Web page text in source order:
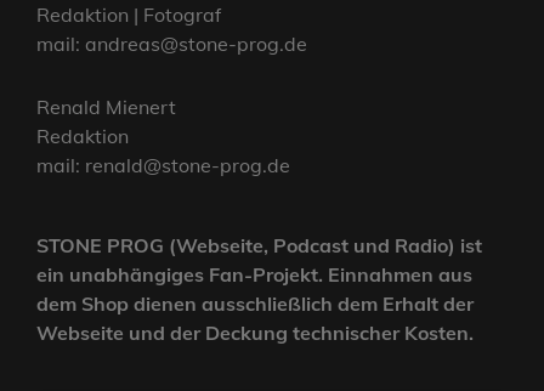
Redaktion | Fotograf
mail: andreas@stone-prog.de
Renald Mienert
Redaktion
mail: renald@stone-prog.de
STONE PROG (Webseite, Podcast und Radio) ist
ein unabhängiges Fan-Projekt. Einnahmen aus
dem Shop dienen ausschließlich dem Erhalt der
Webseite und der Deckung technischer Kosten.